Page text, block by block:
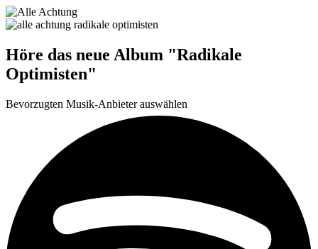
Höre das neue Album "Radikale
Optimisten"
Bevorzugten Musik-Anbieter auswählen